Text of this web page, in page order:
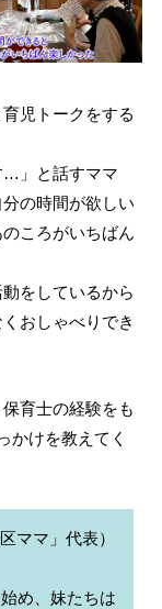
児トークをする
…」と話すママ
の時間が欲しい
ころがいちばん
をしているから
おしゃべりでき
育士の経験をも
かけを教えてく
ママ」代表）
め、妹たちは